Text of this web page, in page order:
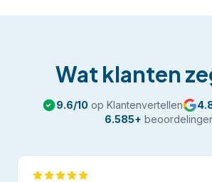
Wat klanten
9.6/10 op Klantenvertellen
6.585+